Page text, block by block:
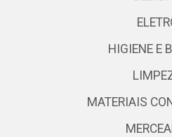
HIGIENE E
MATERIAIS